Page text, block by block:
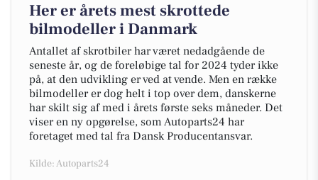
Her er årets mest skrottede
bilmodeller i Danmark
Antallet af skrotbiler har været nedadgående de
seneste år, og de foreløbige tal for 2024 tyder ikke
på, at den udvikling er ved at vende. Men en række
bilmodeller er dog helt i top over dem, danskerne
har skilt sig af med i årets første seks måneder. Det
viser en ny opgørelse, som Autoparts24 har
foretaget med tal fra Dansk Producentansvar.
Kilde: Autoparts24